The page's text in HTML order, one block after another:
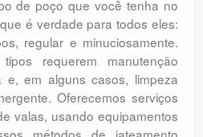
de poço que você tenha no
é verdade para todos eles:
regular e minuciosamente.
requerem manutenção
e, em alguns casos, limpeza
Oferecemos serviços
valas, usando equipamentos